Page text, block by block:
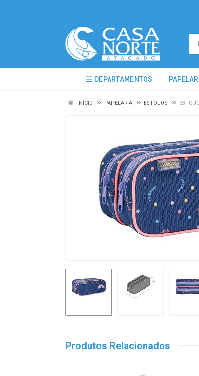
DEPARTAMENTOS
INÍCIO PAPELARIA ESTOJOS
Produtos Relacionados